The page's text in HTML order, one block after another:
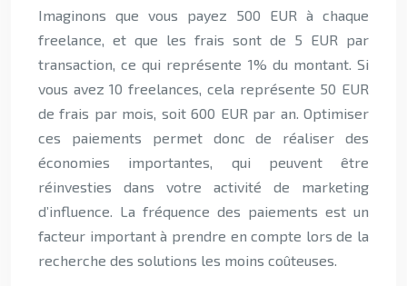
Imaginons que vous payez 500 EUR à chaque
freelance, et que les frais sont de 5 EUR par
transaction, ce qui représente 1% du montant. Si
vous avez 10 freelances, cela représente 50 EUR
de frais par mois, soit 600 EUR par an. Optimiser
ces paiements permet donc de réaliser des
économies importantes, qui peuvent être
réinvesties dans votre activité de marketing
d’influence. La fréquence des paiements est un
facteur important à prendre en compte lors de la
recherche des solutions les moins coûteuses.